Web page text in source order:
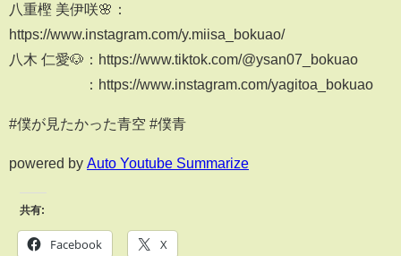
八重樫 美伊咲🌸：
https://www.instagram.com/y.miisa_bokuao/
八木 仁愛🐶：https://www.tiktok.com/@ysan07_bokuao
：https://www.instagram.com/yagitoa_bokuao
#僕が見たかった青空 #僕青
powered by Auto Youtube Summarize
共有:
Facebook X